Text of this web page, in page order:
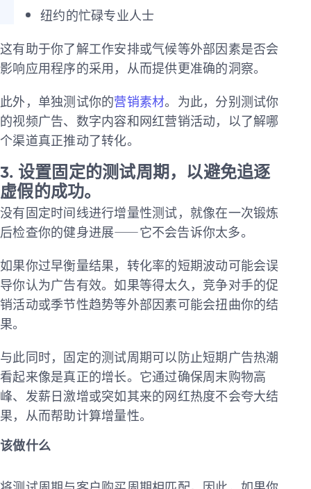
纽约的忙碌专业人士
这有助于你了解工作安排或气候等外部因素是否会
影响应用程序的采用，从而提供更准确的洞察。
此外，单独测试你的营销素材。为此，分别测试你
的视频广告、数字内容和网红营销活动，以了解哪
个渠道真正推动了转化。
3. 设置固定的测试周期，以避免追逐
虚假的成功。
没有固定时间线进行增量性测试，就像在一次锻炼
后检查你的健身进展——它不会告诉你太多。
如果你过早衡量结果，转化率的短期波动可能会误
导你认为广告有效。如果等得太久，竞争对手的促
销活动或季节性趋势等外部因素可能会扭曲你的结
果。
与此同时，固定的测试周期可以防止短期广告热潮
看起来像是真正的增长。它通过确保周末购物高
峰、发薪日激增或突如其来的网红热度不会夸大结
果，从而帮助计算增量性。
该做什么